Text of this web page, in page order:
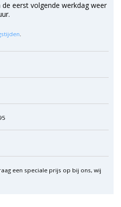
eerst volgende werkdag weer
.
een speciale prijs op bij ons, wij